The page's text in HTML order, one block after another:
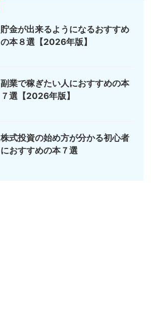
貯金が出来るようになるおすすめ
の本８選【2026年版】
副業で稼ぎたい人におすすめの本
７選【2026年版】
株式投資の始め方が分かる初心者
におすすめの本７選